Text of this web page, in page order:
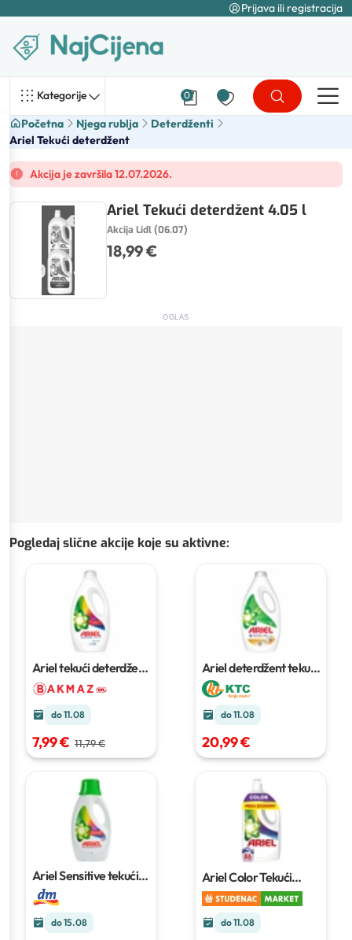
Prijava ili registracija
Kategorije 0
Početna Njega rublja
Deterdženti
Ariel Tekući deterdžent
Akcija je završila 12.07.2026.
Ariel Tekući deterdžent 4.05 l
Akcija Lidl (06.07)
18,99 €
OGLAS
Pogledaj slične akcije koje su aktivne:
Ariel tekući deterdžent
za pranje rublja
pranja
do 11.08
7,99 € 11,79 €
Ariel deterdžent tekući
1,8 L
do 11.08
20,99 €
Ariel Sensitive tekući
deterdžent
do 15.08
Ariel Color Tekući
deterdžent1,125 l
do 11.08